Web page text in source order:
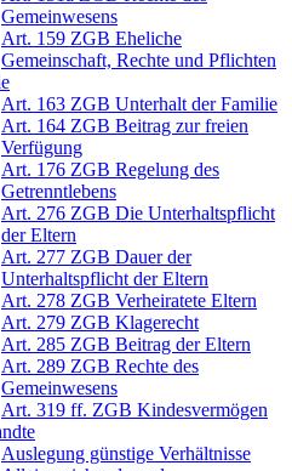
Gemeinwesens
Art. 159 ZGB Eheliche
Gemeinschaft, Rechte und Pflichten
Art. 163 ZGB Unterhalt der Familie
Art. 164 ZGB Beitrag zur freien
Verfügung
Art. 176 ZGB Regelung des
Getrenntlebens
Art. 276 ZGB Die Unterhaltspflicht
der Eltern
Art. 277 ZGB Dauer der
Unterhaltspflicht der Eltern
Art. 278 ZGB Verheiratete Eltern
Art. 279 ZGB Klagerecht
Art. 285 ZGB Beitrag der Eltern
Art. 289 ZGB Rechte des
Gemeinwesens
Art. 319 ff. ZGB Kindesvermögen
Auslegung günstige Verhältnisse